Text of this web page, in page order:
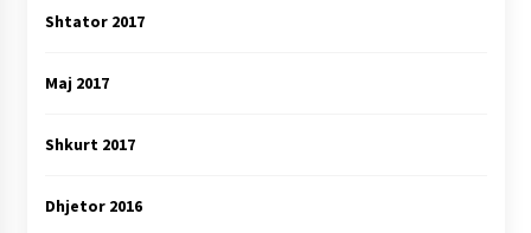
Shtator 2017
Maj 2017
Shkurt 2017
Dhjetor 2016